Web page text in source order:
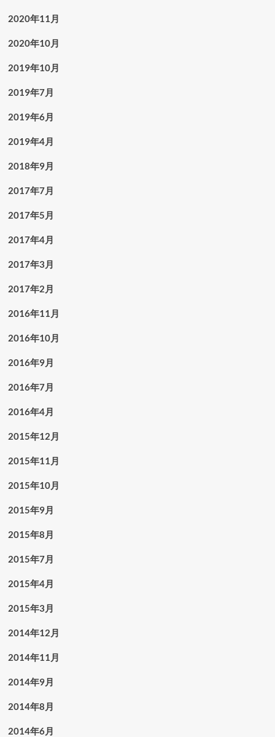
2020年11月
2020年10月
2019年10月
2019年7月
2019年6月
2019年4月
2018年9月
2017年7月
2017年5月
2017年4月
2017年3月
2017年2月
2016年11月
2016年10月
2016年9月
2016年7月
2016年4月
2015年12月
2015年11月
2015年10月
2015年9月
2015年8月
2015年7月
2015年4月
2015年3月
2014年12月
2014年11月
2014年9月
2014年8月
2014年6月